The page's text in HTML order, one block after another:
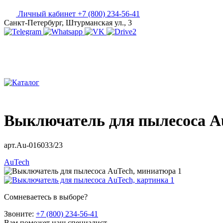
Личный кабинет +7 (800) 234-56-41
Санкт-Петербург, Штурманская ул., 3
Выключатель для пылесоса
арт.Au-016033/23
AuTech
Сомневаетесь в выборе?
Звоните: +7 (800) 234-56-41